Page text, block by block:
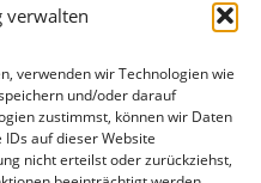
verwalten
verwenden wir Technologien wie
und/oder darauf
zustimmst, können wir Daten
auf dieser Website
nicht erteilst oder zurückziehst,
9
23 24
30
31